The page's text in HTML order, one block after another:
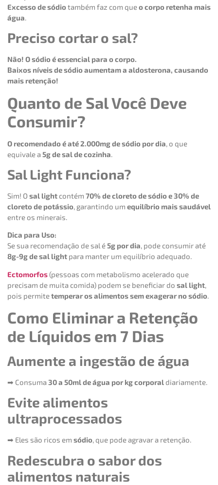
Excesso de sódiotambém faz com queo corpo retenha mais
água.
Preciso cortar o sal?
Não! O sódio é essencial para o corpo.
Baixos níveis de sódio aumentam a aldosterona, causando
mais retenção!
Quanto de Sal Você Deve
Consumir?
O recomendado é até 2.000mg de sódio por dia , o que
equivale a 5g de sal de cozinha
Sal Light Funciona?
Sim! O sal light contém 70% de cloreto de sódio e 30% de
cloreto de potássio, garantindo um equilíbrio mais saudável
entre os minerais.
Dica para Uso:
Se sua recomendação de sal é5g por dia, pode consumir até
8g-9g de sal light para manter um equilíbrio adequado.
Ectomorfos(pessoas com metabolismo acelerado que
precisam de muita comida) podem se beneficiar do sal light,
pois permitetemperar os alimentos sem exagerar no sódio.
Como Eliminar a Retenção
de Líquidos em 7 Dias
Aumente a ingestão de água
➡ Consuma 30 a 50ml de água por kg corporal diariamente.
Evite alimentos
ultraprocessados
➡ Eles são ricos em sódio, que pode agravar a retenção.
Redescubra o sabor dos
alimentos naturais